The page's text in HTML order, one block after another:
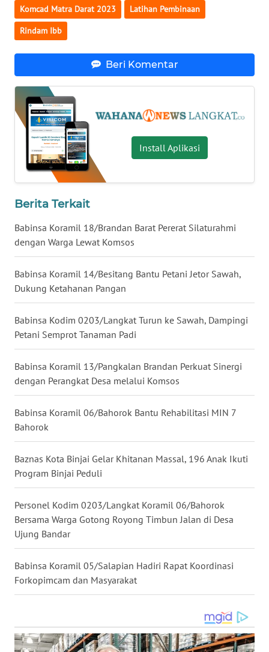
Komcad Matra Darat 2023 Latihan Pembinaan
Rindam Ibb
Beri Komentar
Install Aplikasi
Berita Terkait
Babinsa Koramil 18/Brandan Barat Pererat Silaturahmi
dengan Warga Lewat Komsos
Babinsa Koramil 14/Besitang Bantu Petani Jetor Sawah,
Dukung Ketahanan Pangan
Babinsa Kodim 0203/Langkat Turun ke Sawah, Dampingi
Petani Semprot Tanaman Padi
Babinsa Koramil 13/Pangkalan Brandan Perkuat Sinergi
dengan Perangkat Desa melalui Komsos
Babinsa Koramil 06/Bahorok Bantu Rehabilitasi MIN 7
Bahorok
Baznas Kota Binjai Gelar Khitanan Massal, 196 Anak Ikuti
Program Binjai Peduli
Personel Kodim 0203/Langkat Koramil 06/Bahorok
Bersama Warga Gotong Royong Timbun Jalan di Desa
Ujung Bandar
Babinsa Koramil 05/Salapian Hadiri Rapat Koordinasi
Forkopimcam dan Masyarakat
WN
KALTARA
WN
KALTIM
WN
SULSEL
WN
WN
SULUT
WN
MALUKU
WN
MALUT
WN
WN
WN
WN
LANGKAT
WN
TAPANULI
SELATAN
WN
TANJUNG